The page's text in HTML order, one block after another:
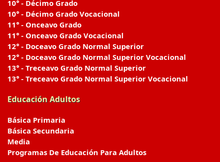
10° - Décimo Grado
10° - Décimo Grado Vocacional
11° - Onceavo Grado
11° - Onceavo Grado Vocacional
12° - Doceavo Grado Normal Superior
12° - Doceavo Grado Normal Superior Vocacional
13° - Treceavo Grado Normal Superior
13° - Treceavo Grado Normal Superior Vocacional
Educación Adultos
Básica Primaria
Básica Secundaria
Media
Programas De Educación Para Adultos